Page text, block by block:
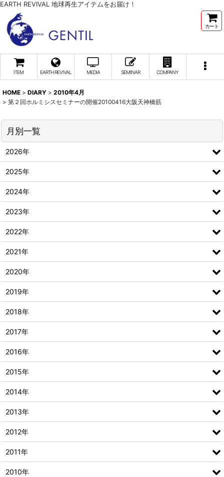
EARTH REVIVAL 地球再生アイテムをお届け！
カート
ITEM EARTH REVIVAL MEDIA SEMINAR COMPANY
HOME > DIARY > 2010年4月
> 第２回ホルミシスセミナーの開催20100416大阪天神橋筋
月別一覧
2026年
2025年
2024年
2023年
2022年
2021年
2020年
2019年
2018年
2017年
2016年
2015年
2014年
2013年
2012年
2011年
2010年